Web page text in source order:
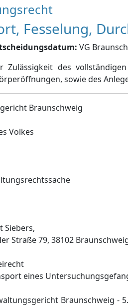
Fesselung,
VG
Zulässigkeit des
sowie des
Braunschweig
Volkes
Siebers,
Straße 79, 38102
eines
Braunschweig -